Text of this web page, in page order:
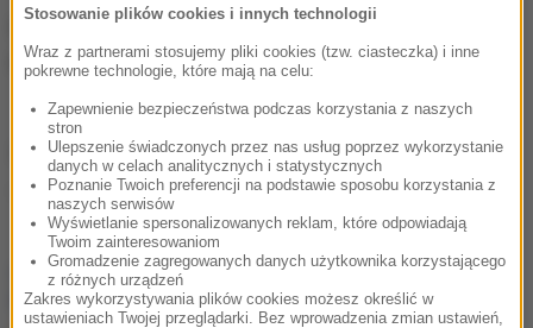
Piotr N. został zatrzymany w dniu znalezienia zwłok.
Miał przy sobie pieniądze zabrane zabitemu.
Źródło: PAP
Tagi: zabójstwo
chcesz widzieć więcej artykułów od RMF24?dodaj w
Google
Stosowanie plików cookies i innych technologii
Wraz z partnerami stosujemy pliki cookies (tzw. ciasteczka) i inne
pokrewne technologie, które mają na celu:
Zapewnienie bezpieczeństwa podczas korzystania z naszych
stron
Ulepszenie świadczonych przez nas usług poprzez wykorzystanie
danych w celach analitycznych i statystycznych
Poznanie Twoich preferencji na podstawie sposobu korzystania z
naszych serwisów
Wyświetlanie spersonalizowanych reklam, które odpowiadają
Twoim zainteresowaniom
Gromadzenie zagregowanych danych użytkownika korzystającego
z różnych urządzeń
Zakres wykorzystywania plików cookies możesz określić w
ustawieniach Twojej przeglądarki. Bez wprowadzenia zmian ustawień,